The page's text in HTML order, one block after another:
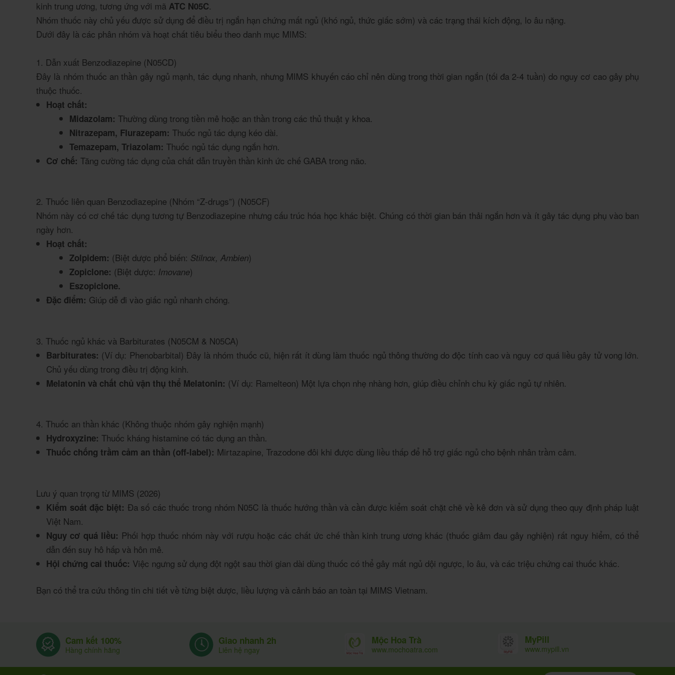
kinh trung ương, tương ứng với mã ATC N05C.
Nhóm thuốc này chủ yếu được sử dụng để điều trị ngắn hạn chứng mất ngủ (khó ngủ, thức giấc sớm) và các trạng thái kích động, lo âu nặng.
Dưới đây là các phân nhóm và hoạt chất tiêu biểu theo danh mục MIMS:
1. Dẫn xuất Benzodiazepine (N05CD)
Đây là nhóm thuốc an thần gây ngủ mạnh, tác dụng nhanh, nhưng MIMS khuyến cáo chỉ nên dùng trong thời gian ngắn (tối đa 2-4 tuần) do nguy cơ cao gây phụ
thuộc thuốc.
Hoạt chất:
Midazolam: Thường dùng trong tiền mê hoặc an thần trong các thủ thuật y khoa.
Nitrazepam, Flurazepam: Thuốc ngủ tác dụng kéo dài.
Temazepam, Triazolam: Thuốc ngủ tác dụng ngắn hơn.
Cơ chế: Tăng cường tác dụng của chất dẫn truyền thần kinh ức chế GABA trong não.
2. Thuốc liên quan Benzodiazepine (Nhóm “Z-drugs”) (N05CF)
Nhóm này có cơ chế tác dụng tương tự Benzodiazepine nhưng cấu trúc hóa học khác biệt. Chúng có thời gian bán thải ngắn hơn và ít gây tác dụng phụ vào ban
ngày hơn.
Hoạt chất:
Zolpidem: (Biệt dược phổ biến: Stilnox, Ambien)
Zopiclone: (Biệt dược: Imovane)
Eszopiclone.
Đặc điểm: Giúp dễ đi vào giấc ngủ nhanh chóng.
3. Thuốc ngủ khác và Barbiturates (N05CM & N05CA)
Barbiturates: (Ví dụ: Phenobarbital) Đây là nhóm thuốc cũ, hiện rất ít dùng làm thuốc ngủ thông thường do độc tính cao và nguy cơ quá liều gây tử vong lớn.
Chủ yếu dùng trong điều trị động kinh.
Melatonin và chất chủ vận thụ thể Melatonin: (Ví dụ: Ramelteon) Một lựa chọn nhẹ nhàng hơn, giúp điều chỉnh chu kỳ giấc ngủ tự nhiên.
4. Thuốc an thần khác (Không thuộc nhóm gây nghiện mạnh)
Hydroxyzine: Thuốc kháng histamine có tác dụng an thần.
Thuốc chống trầm cảm an thần (off-label): Mirtazapine, Trazodone đôi khi được dùng liều thấp để hỗ trợ giấc ngủ cho bệnh nhân trầm cảm.
Lưu ý quan trọng từ MIMS (2026)
Kiểm soát đặc biệt: Đa số các thuốc trong nhóm N05C là thuốc hướng thần và cần được kiểm soát chặt chẽ về kê đơn và sử dụng theo quy định pháp luật
Việt Nam.
Nguy cơ quá liều: Phối hợp thuốc nhóm này với rượu hoặc các chất ức chế thần kinh trung ương khác (thuốc giảm đau gây nghiện) rất nguy hiểm, có thể
dẫn đến suy hô hấp và hôn mê.
Hội chứng cai thuốc: Việc ngưng sử dụng đột ngột sau thời gian dài dùng thuốc có thể gây mất ngủ dội ngược, lo âu, và các triệu chứng cai thuốc khác.
Bạn có thể tra cứu thông tin chi tiết về từng biệt dược, liều lượng và cảnh báo an toàn tại MIMS Vietnam.
Cam kết 100%
Hàng chính hãng
Giao nhanh 2h
Liên hệ ngay
Mộc Hoa Trà
www.mochoatra.com
MyPill
www.mypill.vn